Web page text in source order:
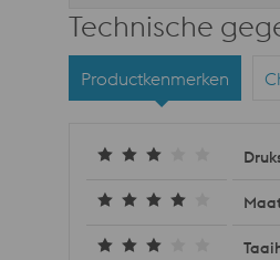
Technische
Productkenmerken